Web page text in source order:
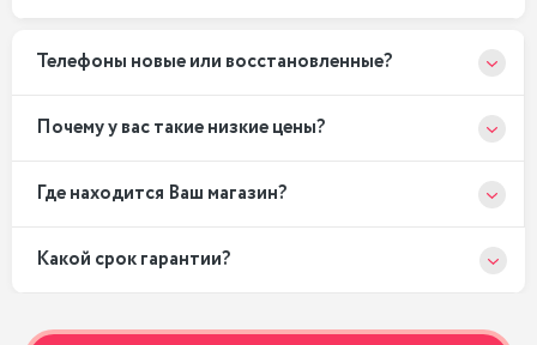
Телефоны новые или восстановленные?
Почему у вас такие низкие цены?
Где находится Ваш магазин?
Какой срок гарантии?